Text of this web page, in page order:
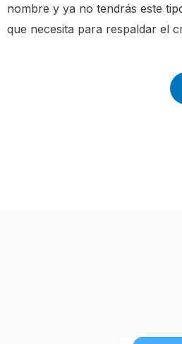
nombre y ya no tendrás este
que necesita para respaldar el